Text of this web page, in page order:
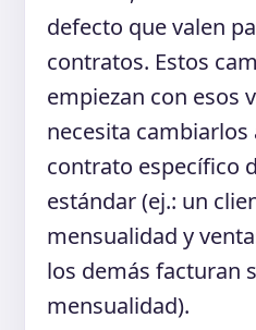
defecto que valen
contratos. Estos
empiezan con esos
necesita
contrato específico
estándar (ej.: un
mensualidad y
los demás facturan
mensualidad).